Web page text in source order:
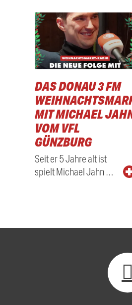
DAS DONAU 3 FM
MIT MICHAEL
VOM VFL
GÜNZBURG
Seit er 5 Jahre alt ist
spielt Michael Jahn …